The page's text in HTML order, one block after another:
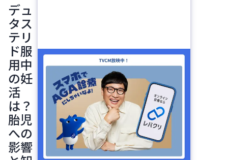
デュ
タス
テリ
ド服
用中
の妊
活
は？
胎児
への
影響